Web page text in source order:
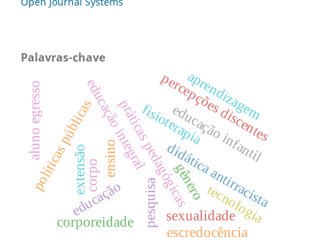
Palavras-chave
educação
corpoensino
pesquisa
extensão práticas pedagógicasdidática antirracista
educação infantil
educação integralpercepções discentes
políticas públicas
aluno egresso fisioterapia
gênero
sexualidade
corporeidade tecnologia
aprendizagem
escredocência